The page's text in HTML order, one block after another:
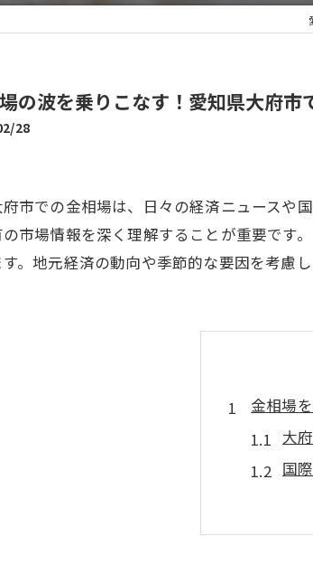
の波を乗りこなす！愛知県大府市
28
市での金相場は、日々の経済ニュースや
市場情報を深く理解することが重要です
。地元経済の動向や季節的な要因を考慮
金相場
大
国
大
地